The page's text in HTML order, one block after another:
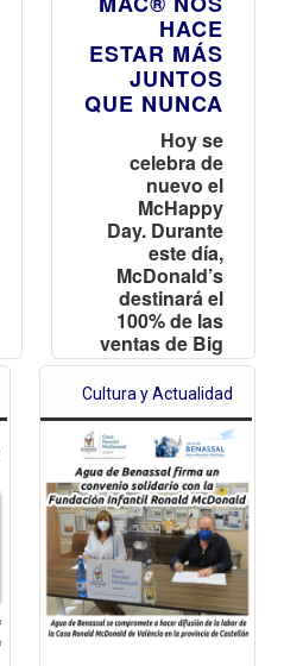
HACE
ESTAR MÁS
JUNTOS
QUE NUNCA
Hoy se
celebra de
nuevo el
McHappy
Day. Durante
este día,
McDonald’s
destinará el
100% de las
ventas de Big
Mac® a la
Fundación
Infantil
Ronald
McDonald
Cultura y Actualidad